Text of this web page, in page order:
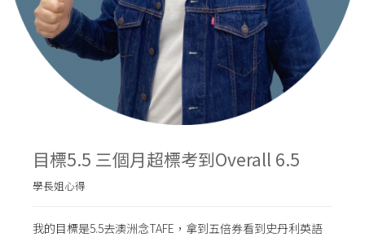
目標5.5 三個月超標考到Overall 6.5
學長姐心得
我的目標是5.5去澳洲念TAFE，拿到五倍券看到史丹利英語